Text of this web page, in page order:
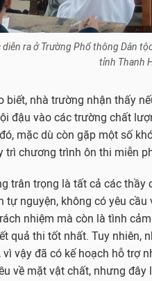
ra ở Trường Phổ thông Dân
tỉnh Thanh
biết, nhà trường nhận thấy
đậu vào các trường chất
mặc dù còn gặp một số
trì chương trình ôn thi miễn
trân trọng là tất cả các
tự nguyện, không có yêu
nhiệm mà còn là tình
quả thi tốt nhất. Tuy nhiên,
vì vậy đã có kế hoạch hỗ trợ
về mặt vật chất, nhưng